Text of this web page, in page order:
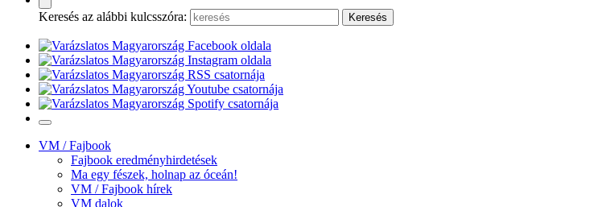
Keresés az alábbi kulcsszóra:
VM / Fajbook
Fajbook eredményhirdetések
Ma egy fészek, holnap az óceán!
VM / Fajbook hírek
VM dalok